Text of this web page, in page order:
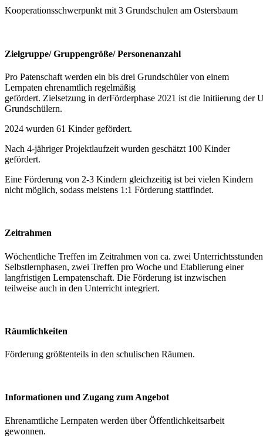
Kooperationsschwerpunkt mit 3 Grundschulen am Ostersbaum
Zielgruppe/ Gruppengröße/ Personenanzahl
Pro Patenschaft werden ein bis drei Grundschüler von einem
Lernpaten ehrenamtlich regelmäßig
gefördert. Zielsetzung in derFörderphase 2021 ist die Initiierung der
Grundschülern.
2024 wurden 61 Kinder gefördert.
Nach 4-jähriger Projektlaufzeit wurden geschätzt 100 Kinder
gefördert.
Eine Förderung von 2-3 Kindern gleichzeitig ist bei vielen Kindern
nicht möglich, sodass meistens 1:1 Förderung stattfindet.
Zeitrahmen
Wöchentliche Treffen im Zeitrahmen von ca. zwei
Selbstlernphasen, zwei Treffen pro Woche und Etablierung einer
langfristigen Lernpatenschaft. Die Förderung ist inzwischen
teilweise auch in den Unterricht integriert.
Räumlichkeiten
Förderung größtenteils in den schulischen Räumen.
Informationen und Zugang zum Angebot
Ehrenamtliche Lernpaten werden über Öffentlichkeitsarbeit
gewonnen.